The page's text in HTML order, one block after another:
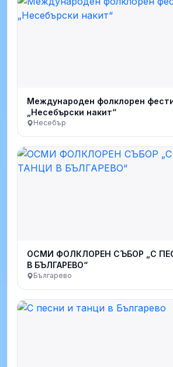
Международен фолклорен
„Несебърски накит“
Несебър
ОСМИ ФОЛКЛОРЕН СЪБОР „С
В БЪЛГАРЕВО“
Българево